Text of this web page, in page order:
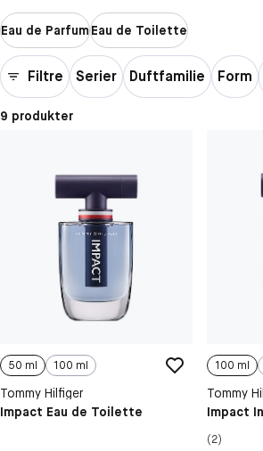
Eau de ParfumEau de Toilette
Filtre Serier Duftfamilie Form
9 produkter
50 ml 100 ml
Tommy Hilfiger
Impact Eau de Toilette
100 ml
Tommy
Impact
(2)